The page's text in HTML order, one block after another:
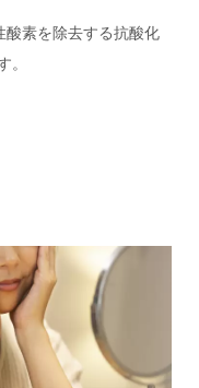
酸素を除去する抗酸化
。